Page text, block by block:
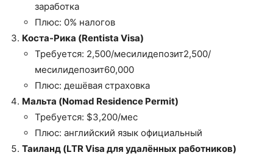
заработка
Плюс: 0% налогов
Коста-Рика (Rentista Visa)
Требуется: 2,500/месилидепозит2,500/
месилидепозит60,000
Плюс: дешёвая страховка
Мальта (Nomad Residence Permit)
Требуется: $3,200/мес
Плюс: английский язык официальный
Таиланд (LTR Visa для удалённых работников)